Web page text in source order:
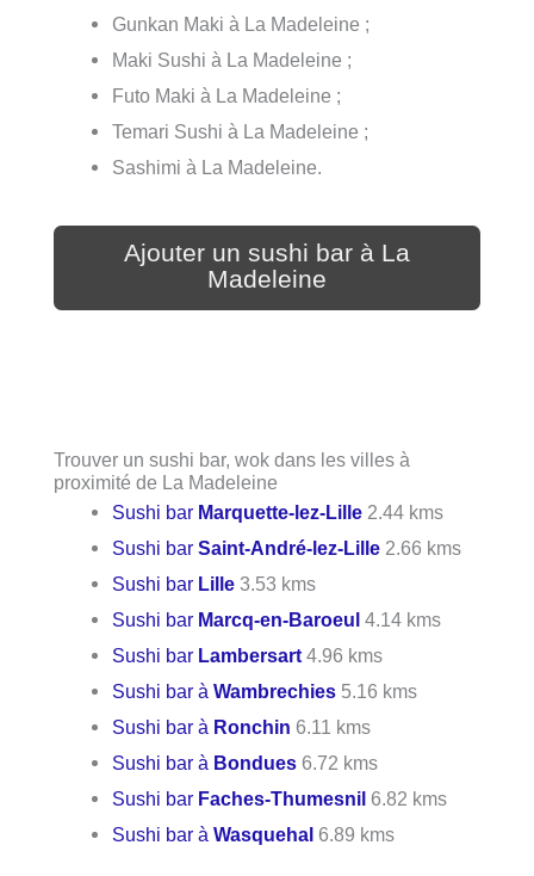
Gunkan Maki à La Madeleine ;
Maki Sushi à La Madeleine ;
Futo Maki à La Madeleine ;
Temari Sushi à La Madeleine ;
Sashimi à La Madeleine.
Ajouter un sushi bar à La
Madeleine
Trouver un sushi bar, wok dans les villes à
proximité de La Madeleine
Sushi bar Marquette-lez-Lille 2.44 kms
Sushi barSaint-André-lez-Lille 2.66 kms
Sushi bar Lille 3.53 kms
Sushi bar Marcq-en-Baroeul 4.14 kms
Sushi bar Lambersart 4.96 kms
Sushi bar àWambrechies 5.16 kms
Sushi bar à Ronchin 6.11 kms
Sushi bar à Bondues 6.72 kms
Sushi bar Faches-Thumesnil 6.82 kms
Sushi bar àWasquehal 6.89 kms